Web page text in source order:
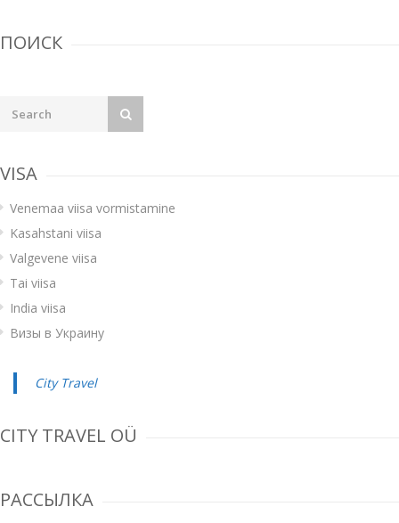
ПОИСК
VISA
Venemaa viisa vormistamine
Kasahstani viisa
Valgevene viisa
Tai viisa
India viisa
Визы в Украину
City Travel
CITY TRAVEL OÜ
РАССЫЛКА